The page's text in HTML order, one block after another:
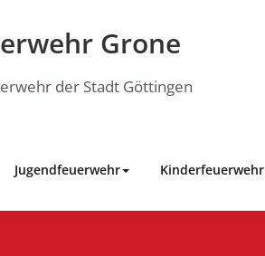
Grone
der Stadt Göttingen
Jugendfeuerwehr Kinderfeuerwehr